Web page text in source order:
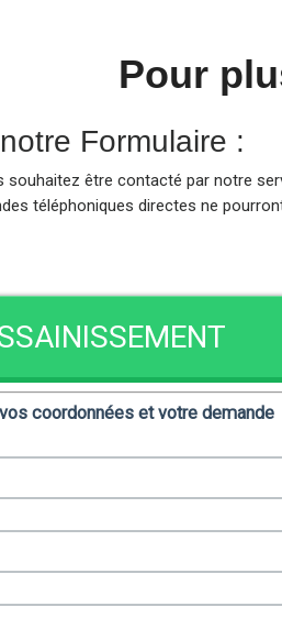
Pour
Formulaire :
être contacté par notre
téléphoniques directes ne